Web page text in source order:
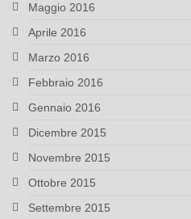
Maggio 2016
Aprile 2016
Marzo 2016
Febbraio 2016
Gennaio 2016
Dicembre 2015
Novembre 2015
Ottobre 2015
Settembre 2015